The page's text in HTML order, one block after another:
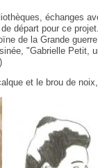
échanges
départ pour ce projet.
de la Grande
"Gabrielle Petit,
et le brou de